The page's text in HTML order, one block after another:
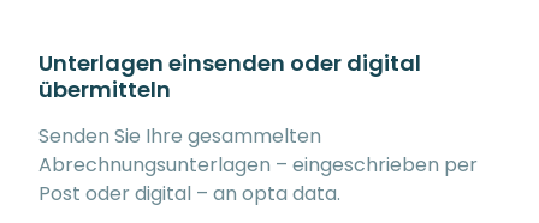
Unterlagen einsenden oder digital
übermitteln
Senden Sie Ihre gesammelten
Abrechnungsunterlagen – eingeschrieben per
Post oder digital – an opta data.